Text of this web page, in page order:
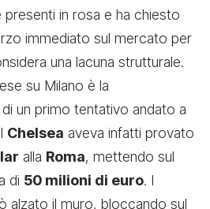
in rosa e ha chiesto
immediato sul mercato per
una lacuna strutturale.
su Milano è la
un primo tentativo andato a
l Chelsea aveva infatti provato
alla Roma, mettendo sul
di 50 milioni di euro. I
alzato il muro, bloccando sul